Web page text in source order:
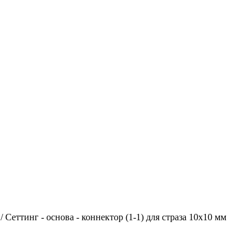
/ Сеттинг - основа - коннектор (1-1) для страза 10х10 мм